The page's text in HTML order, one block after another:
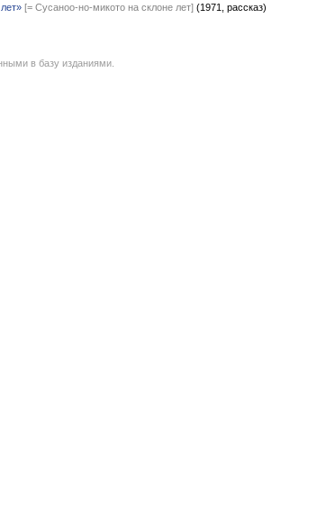
[= Сусаноо-но-микото на склоне лет] (1971, рассказ)
в базу изданиями.